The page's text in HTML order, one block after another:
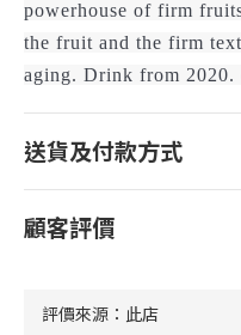
powerhouse of firm
the fruit and the firm
aging. Drink from 2020.
送貨及付款方式
顧客評價